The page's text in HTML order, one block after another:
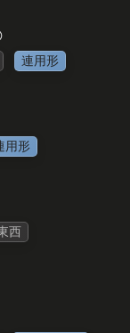
連用形
用形
西